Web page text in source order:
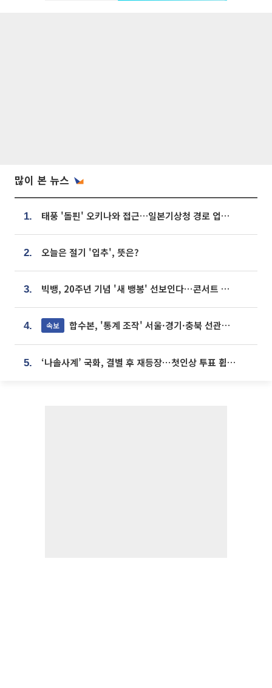
많이 본 뉴스
1. 태풍 '돌핀' 오키나와 접근…일본기상청 경로 업데이트
2. 오늘은 절기 '입추', 뜻은?
3. 빅뱅, 20주년 기념 '새 뱅봉' 선보인다⋯콘서트 앞두고 팝업 개최
4. 속보 합수본, '통계 조작' 서울·경기·충북 선관위 등 추가 압수수색
5. ‘나솔사계’ 국화, 결별 후 재등장⋯첫인상 투표 휩쓸고 ‘인기녀’ 등극